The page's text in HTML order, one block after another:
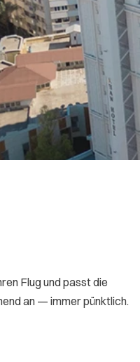
Flug und passt die
an — immer pünktlich.